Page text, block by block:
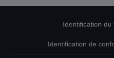
Identification du
Identification de